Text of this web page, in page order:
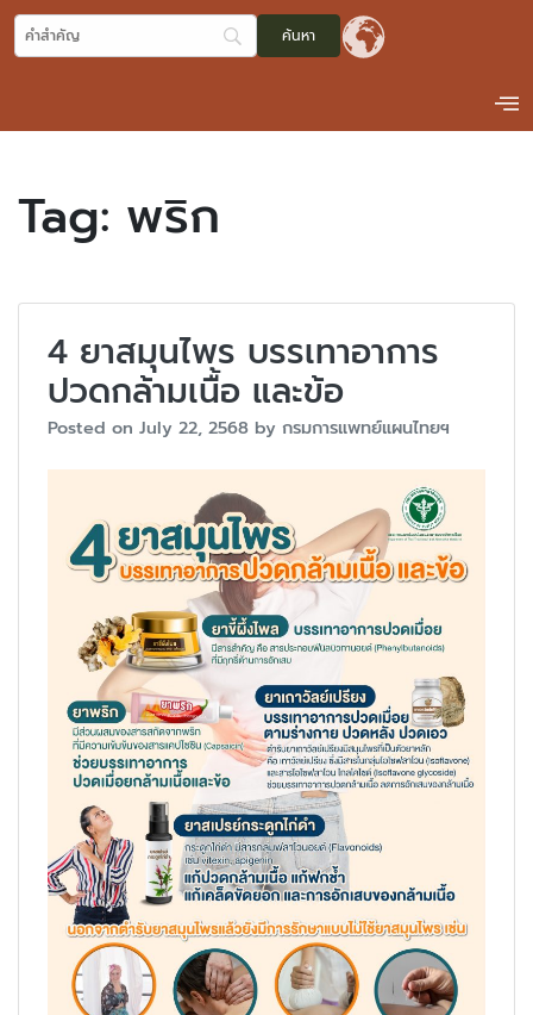
Tag: พริก
4 ยาสมุนไพร บรรเทาอาการ
ปวดกล้ามเนื้อ และข้อ
Posted on July 22, 2568 by กรมการแพทย์แผนไทยฯ